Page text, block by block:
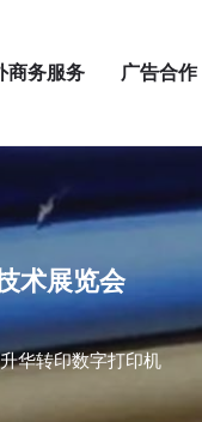
商务服务 广告合作
术展览会
华转印数字打印机